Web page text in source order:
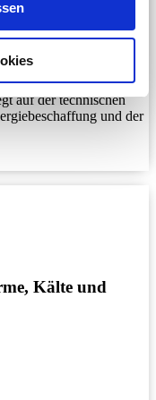
auf der technischen
und der
Kälte und